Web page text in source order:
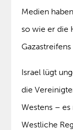
Medien
so wie er die
Israel lügt
die
Westens –
Westliche